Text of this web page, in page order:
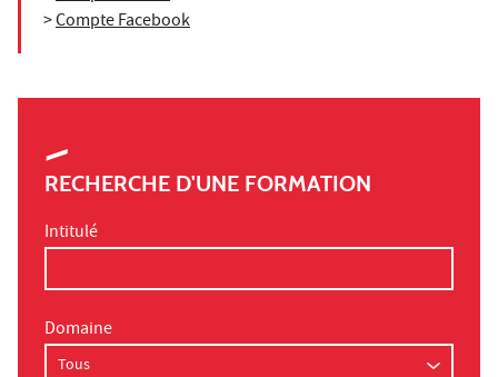
>Compte Facebook
RECHERCHE D'UNE FORMATION
Intitulé
Domaine